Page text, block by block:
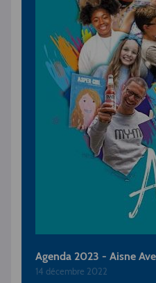
Agenda 2023 - Aisne
14 décembre 2022